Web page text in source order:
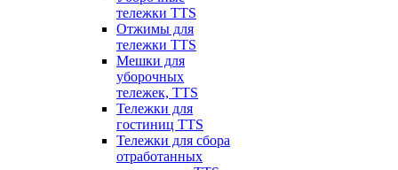
тележки TTS
Отжимы для
тележки TTS
Мешки для
уборочных
тележек, TTS
Тележки для
гостиниц TTS
Тележки для сбора
отработанных